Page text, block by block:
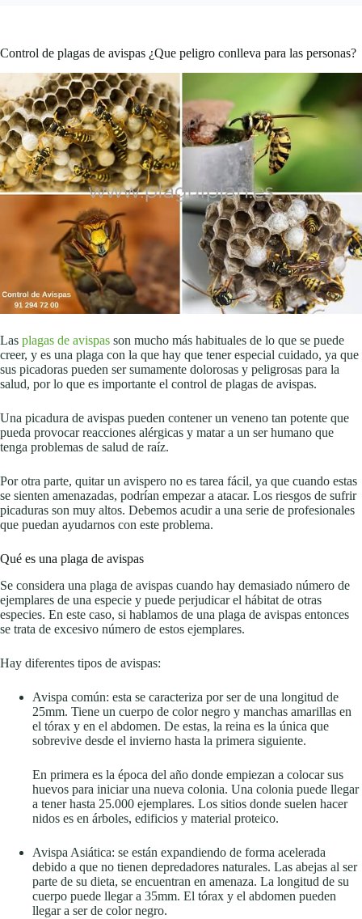
Control de plagas de avispas ¿Que peligro conlleva para las personas?
Las plagas de avispas son mucho más habituales de lo que se puede
creer, y es una plaga con la que hay que tener especial cuidado, ya que
sus picadoras pueden ser sumamente dolorosas y peligrosas para la
salud, por lo que es importante el control de plagas de avispas.
Una picadura de avispas pueden contener un veneno tan potente que
pueda provocar reacciones alérgicas y matar a un ser humano que
tenga problemas de salud de raíz.
Por otra parte, quitar un avispero no es tarea fácil, ya que cuando estas
se sienten amenazadas, podrían empezar a atacar. Los riesgos de sufrir
picaduras son muy altos. Debemos acudir a una serie de profesionales
que puedan ayudarnos con este problema.
Qué es una plaga de avispas
Se considera una plaga de avispas cuando hay demasiado número de
ejemplares de una especie y puede perjudicar el hábitat de otras
especies. En este caso, si hablamos de una plaga de avispas entonces
se trata de excesivo número de estos ejemplares.
Hay diferentes tipos de avispas:
Avispa común: esta se caracteriza por ser de una longitud de
25mm. Tiene un cuerpo de color negro y manchas amarillas en
el tórax y en el abdomen. De estas, la reina es la única que
sobrevive desde el invierno hasta la primera siguiente.
En primera es la época del año donde empiezan a colocar sus
huevos para iniciar una nueva colonia. Una colonia puede llegar
a tener hasta 25.000 ejemplares. Los sitios donde suelen hacer
nidos es en árboles, edificios y material proteico.
Avispa Asiática: se están expandiendo de forma acelerada
debido a que no tienen depredadores naturales. Las abejas al ser
parte de su dieta, se encuentran en amenaza. La longitud de su
cuerpo puede llegar a 35mm. El tórax y el abdomen pueden
llegar a ser de color negro.